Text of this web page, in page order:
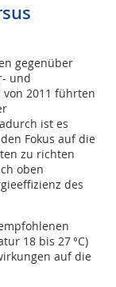
gegenüber
und
2011 führten
ist es
Fokus auf die
zu richten
oben
des
18 bis 27 °C)
auf die